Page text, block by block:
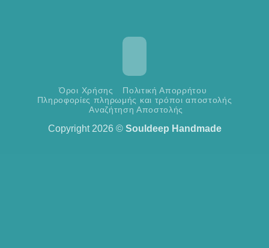
Όροι Χρήσης
Πολιτική Απορρήτου
Πληροφορίες πληρωμής και τρόποι αποστολής
Αναζήτηση Αποστολής
Copyright 2026 © Souldeep Handmade